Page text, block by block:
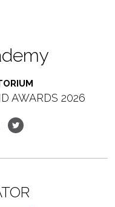
AWARDS 2026